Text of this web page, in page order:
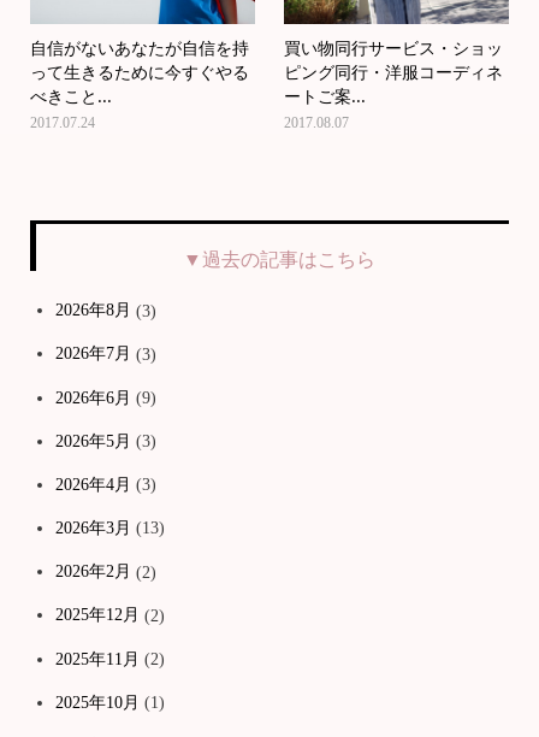
自信がないあなたが自信を持
って生きるために今すぐやる
べきこと...
2017.07.24
買い物同行サービス・ショッ
ピング同行・洋服コーディネ
ートご案...
2017.08.07
▼過去の記事はこちら
2026年8月 (3)
2026年7月 (3)
2026年6月 (9)
2026年5月 (3)
2026年4月 (3)
2026年3月 (13)
2026年2月 (2)
2025年12月 (2)
2025年11月 (2)
2025年10月 (1)